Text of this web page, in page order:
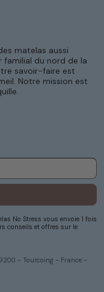
corps.
avec des
une
votre nuque,
pour
offrir un
un point
de haute
en coton
tandis que le
offrir un
souplesse.
nos oreillers
- Tourcoing - France -
matelas aussi
familial du nord de la
savoir-faire est
Notre mission est
No Stress vous envoie 1 fois
conseils et offres sur le